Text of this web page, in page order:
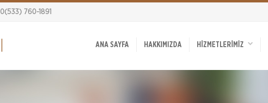
0(533) 760-1891
ANA SAYFA HAKKIMIZDA HİZMETLERİMİZ